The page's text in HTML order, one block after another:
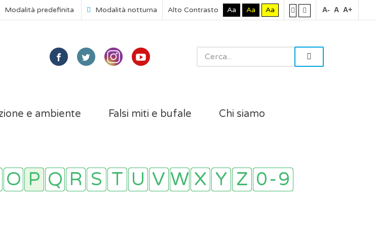
Modalità predefinita Modalità notturna Alto Contrasto Aa Aa Aa A- A A+
e ambiente Falsi miti e bufale Chi siamo